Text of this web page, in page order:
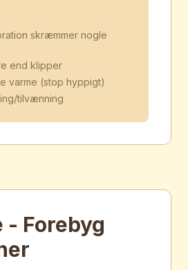
skræmmer nogle
end klipper
varme (stop hyppigt)
tilvænning
Forebyg